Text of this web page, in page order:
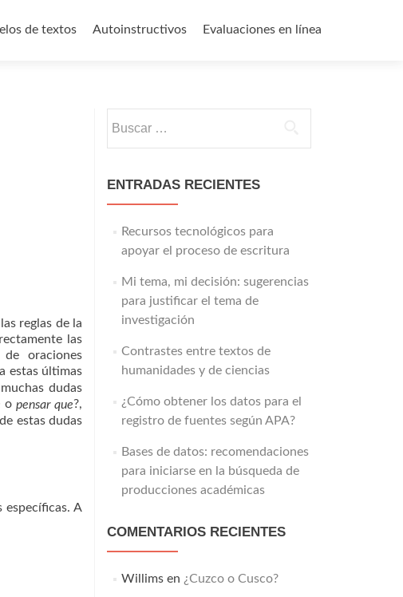
de textos Autoinstructivos Evaluaciones en línea
reglas de la
las
oraciones
estas últimas
dudas
opensar que?,
estas dudas
específicas. A
ENTRADAS RECIENTES
Recursos tecnológicos para
apoyar el proceso de escritura
Mi tema, mi decisión: sugerencias
para justificar el tema de
investigación
Contrastes entre textos de
humanidades y de ciencias
¿Cómo obtener los datos para el
registro de fuentes según APA?
Bases de datos: recomendaciones
para iniciarse en la búsqueda de
producciones académicas
COMENTARIOS RECIENTES
Willimsen ¿Cuzco o Cusco?